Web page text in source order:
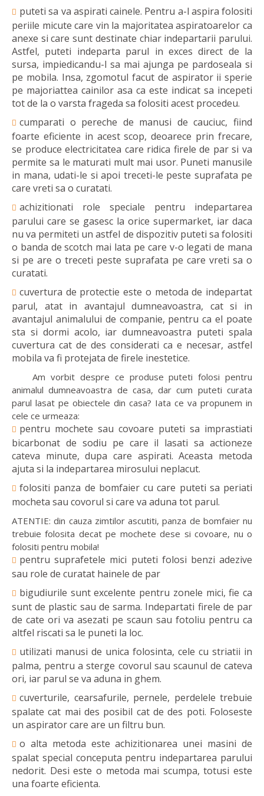
puteti sa va aspirati cainele. Pentru a-l aspira folositi
periile micute care vin la majoritatea aspiratoarelor ca
anexe si care sunt destinate chiar indepartarii parului.
Astfel, puteti indeparta parul in exces direct de la
sursa, impiedicandu-l sa mai ajunga pe pardoseala si
pe mobila. Insa, zgomotul facut de aspirator ii sperie
pe majoriattea cainilor asa ca este indicat sa incepeti
tot de la o varsta frageda sa folositi acest procedeu.
cumparati o pereche de manusi de cauciuc, fiind
foarte eficiente in acest scop, deoarece prin frecare,
se produce electricitatea care ridica firele de par si va
permite sa le maturati mult mai usor. Puneti manusile
in mana, udati-le si apoi treceti-le peste suprafata pe
care vreti sa o curatati.
achizitionati role speciale pentru indepartarea
parului care se gasesc la orice supermarket, iar daca
nu va permiteti un astfel de dispozitiv puteti sa folositi
o banda de scotch mai lata pe care v-o legati de mana
si pe are o treceti peste suprafata pe care vreti sa o
curatati.
cuvertura de protectie este o metoda de indepartat
parul, atat in avantajul dumneavoastra, cat si in
avantajul animalului de companie, pentru ca el poate
sta si dormi acolo, iar dumneavoastra puteti spala
cuvertura cat de des considerati ca e necesar, astfel
mobila va fi protejata de firele inestetice.
Am vorbit despre ce produse puteti folosi pentru
animalul dumneavoastra de casa, dar cum puteti curata
parul lasat pe obiectele din casa? Iata ce va propunem in
cele ce urmeaza:
pentru mochete sau covoare puteti sa imprastiati
bicarbonat de sodiu pe care il lasati sa actioneze
cateva minute, dupa care aspirati. Aceasta metoda
ajuta si la indepartarea mirosului neplacut.
folositi panza de bomfaier cu care puteti sa periati
mocheta sau covorul si care va aduna tot parul.
ATENTIE: din cauza zimtilor ascutiti, panza de bomfaier nu
trebuie folosita decat pe mochete dese si covoare, nu o
folositi pentru mobila!
pentru suprafetele mici puteti folosi benzi adezive
sau role de curatat hainele de par
bigudiurile sunt excelente pentru zonele mici, fie ca
sunt de plastic sau de sarma. Indepartati firele de par
de cate ori va asezati pe scaun sau fotoliu pentru ca
altfel riscati sa le puneti la loc.
utilizati manusi de unica folosinta, cele cu striatii in
palma, pentru a sterge covorul sau scaunul de cateva
ori, iar parul se va aduna in ghem.
cuverturile, cearsafurile, pernele, perdelele trebuie
spalate cat mai des posibil cat de des poti. Foloseste
un aspirator care are un filtru bun.
o alta metoda este achizitionarea unei masini de
spalat special conceputa pentru indepartarea parului
nedorit. Desi este o metoda mai scumpa, totusi este
una foarte eficienta.